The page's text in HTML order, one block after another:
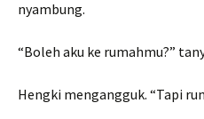
nyambung.
“Boleh aku ke rumahmu?”
Hengki mengangguk. “Tapi